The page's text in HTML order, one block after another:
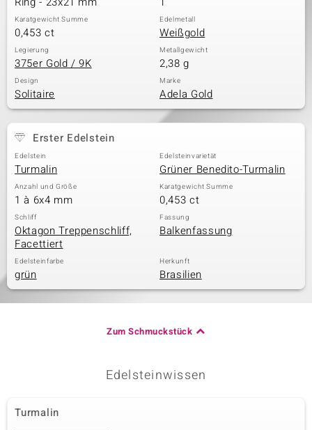
Classics
Karatgewicht Summe
0,453 ct
Edelmetall
Weißgold
Legierung
375er Gold / 9K
Metallgewicht
2,38 g
Design
Solitaire
Marke
Adela Gold
Erster Edelstein
Edelstein
Turmalin
Edelsteinvarietät
Grüner Benedito-Turmalin
Anzahl und Größe
1 à 6x4 mm
Karatgewicht Summe
0,453 ct
Schliff
Oktagon Treppenschliff,
Facettiert
Fassung
Balkenfassung
Edelsteinfarbe
grün
Herkunft
Brasilien
Zum Schmuckstück
Edelsteinwissen
Turmalin